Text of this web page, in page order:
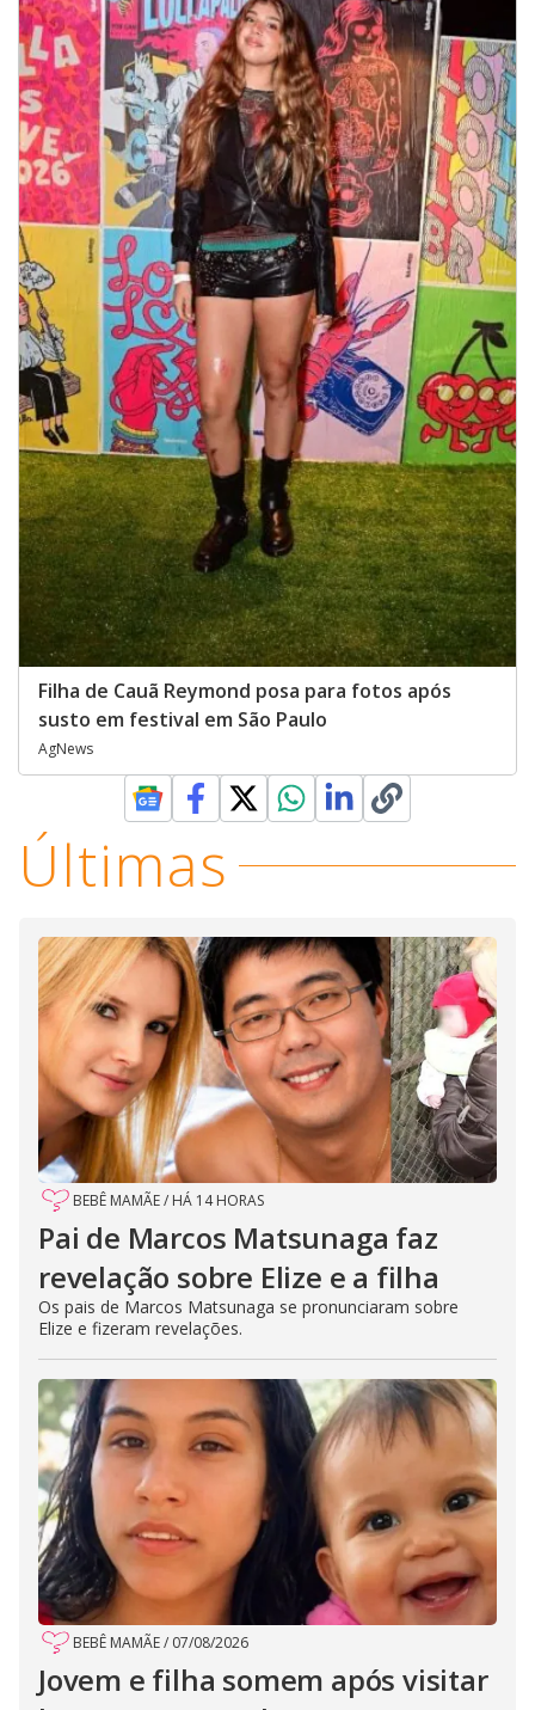
Filha de Cauã Reymond posa para fotos após
susto em festival em São Paulo
AgNews
Últimas
BEBÊ MAMÃE/ HÁ 14 HORAS
Pai de Marcos Matsunaga faz
revelação sobre Elize e a filha
Os pais de Marcos Matsunaga se pronunciaram sobre
Elize e fizeram revelações.
BEBÊ MAMÃE/ 07/08/2026
Jovem e filha somem após visitar